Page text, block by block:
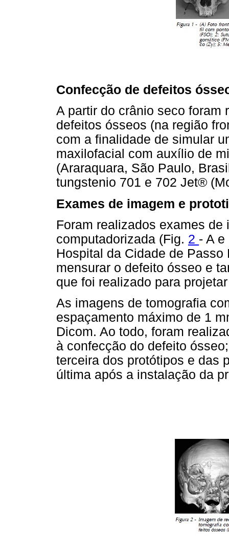
Confecção de defeitos
A partir do crânio seco foram
defeitos ósseos (na região
com a finalidade de simular
maxilofacial com auxílio de
(Araraquara, São Paulo,
tungstenio 701 e 702 Jet®
Exames de imagem e
Foram realizados exames de
computadorizada (Fig. 2 - A
Hospital da Cidade de
mensurar o defeito ósseo e
que foi realizado para
As imagens de tomografia
espaçamento máximo de 1
Dicom. Ao todo, foram
à confecção do defeito
terceira dos protótipos e das
última após a instalação da